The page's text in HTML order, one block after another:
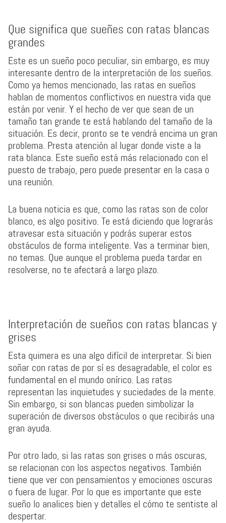
Que significa que sueñes con ratas blancas
grandes
Este es un sueño poco peculiar, sin embargo, es muy
interesante dentro de la interpretación de los sueños.
Como ya hemos mencionado, las ratas en sueños
hablan de momentos conflictivos en nuestra vida que
están por venir. Y el hecho de ver que sean de un
tamaño tan grande te está hablando del tamaño de la
situación. Es decir, pronto se te vendrá encima un gran
problema. Presta atención al lugar donde viste a la
rata blanca. Este sueño está más relacionado con el
puesto de trabajo, pero puede presentar en la casa o
una reunión.
La buena noticia es que, como las ratas son de color
blanco, es algo positivo. Te está diciendo que lograrás
atravesar esta situación y podrás superar estos
obstáculos de forma inteligente. Vas a terminar bien,
no temas. Que aunque el problema pueda tardar en
resolverse, no te afectará a largo plazo.
Interpretación de sueños con ratas blancas y
grises
Esta quimera es una algo difícil de interpretar. Si bien
soñar con ratas de por sí es desagradable, el color es
fundamental en el mundo onírico. Las ratas
representan las inquietudes y suciedades de la mente.
Sin embargo, si son blancas pueden simbolizar la
superación de diversos obstáculos o que recibirás una
gran ayuda.
Por otro lado, si las ratas son grises o más oscuras,
se relacionan con los aspectos negativos. También
tiene que ver con pensamientos y emociones oscuras
o fuera de lugar. Por lo que es importante que este
sueño lo analices bien y detalles el cómo te sentiste al
despertar.